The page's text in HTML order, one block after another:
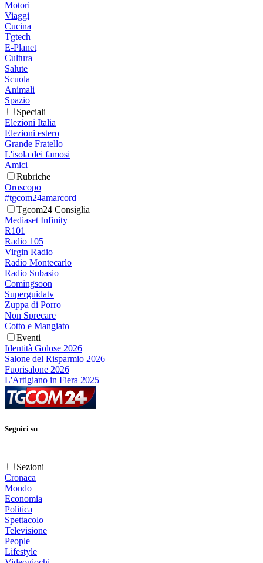
Motori
Viaggi
Cucina
Tgtech
E-Planet
Cultura
Salute
Scuola
Animali
Spazio
Speciali
Elezioni Italia
Elezioni estero
Grande Fratello
L'isola dei famosi
Amici
Rubriche
Oroscopo
#tgcom24amarcord
Tgcom24 Consiglia
Mediaset Infinity
R101
Radio 105
Virgin Radio
Radio Montecarlo
Radio Subasio
Comingsoon
Superguidatv
Zuppa di Porro
Non Sprecare
Cotto e Mangiato
Eventi
Identità Golose 2026
Salone del Risparmio 2026
Fuorisalone 2026
L'Artigiano in Fiera 2025
Seguici su
Sezioni
Cronaca
Mondo
Economia
Politica
Spettacolo
Televisione
People
Lifestyle